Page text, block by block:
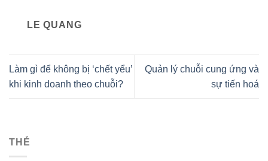
LE QUANG
Làm gì để không bị ‘chết yểu’
khi kinh doanh theo chuỗi?
Quản lý chuỗi cung ứng và
sự tiến hoá
THẺ